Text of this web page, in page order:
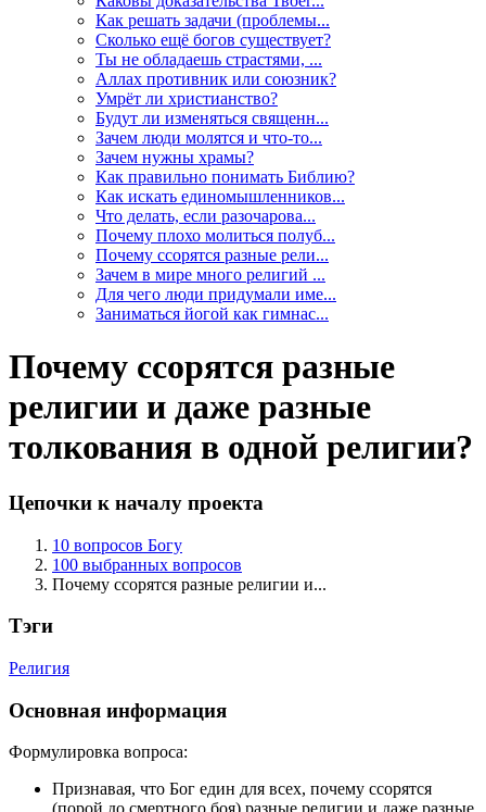
Как решать задачи (проблемы...
Сколько ещё богов существует?
Ты не обладаешь страстями, ...
Аллах противник или союзник?
Умрёт ли христианство?
Будут ли изменяться священн...
Зачем люди молятся и что-то...
Зачем нужны храмы?
Как правильно понимать Библию?
Как искать единомышленников...
Что делать, если разочарова...
Почему плохо молиться полуб...
Почему ссорятся разные рели...
Зачем в мире много религий ...
Для чего люди придумали име...
Заниматься йогой как гимнас...
Почему ссорятся разные
религии и даже разные
толкования в одной религии?
Цепочки к началу проекта
10 вопросов Богу
100 выбранных вопросов
Почему ссорятся разные религии и...
Тэги
Религия
Основная информация
Формулировка вопроса:
Признавая, что Бог един для всех, почему ссорятся